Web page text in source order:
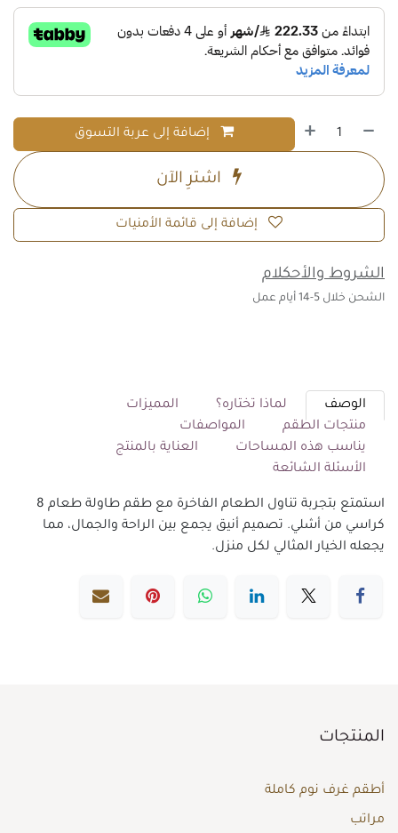
إضافة إلى عربة التسوق
اشترِ الآن
إضافة إلى قائمة الأمنيات
الشروط والأحكلام
الشحن خلال 5-14 أيام عمل
الوصف لماذا تختاره؟
المميزات
منتجات الطقم
المواصفات
يناسب هذه المساحات
العناية بالمنتج
الأسئلة الشائعة
استمتع بتجربة تناول الطعام الفاخرة مع طقم طاولة طعام 8
كراسي من أشلي. تصميم أنيق يجمع بين الراحة والجمال، مما
يجعله الخيار المثالي لكل منزل.
المنتجات
أطقم غرف نوم كاملة
مراتب